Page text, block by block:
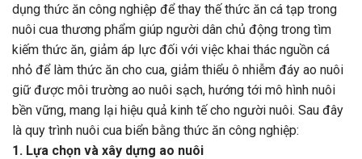
dụng thức ăn công nghiệp để thay thế thức ăn cá tạp trong
nuôi cua thương phẩm giúp người dân chủ động trong tìm
kiếm thức ăn, giảm áp lực đối với việc khai thác nguồn cá
nhỏ để làm thức ăn cho cua, giảm thiểu ô nhiễm đáy ao nuôi
giữ được môi trường ao nuôi sạch, hướng tới mô hình nuôi
bền vững, mang lại hiệu quả kinh tế cho người nuôi. Sau đây
là quy trình nuôi cua biển bằng thức ăn công nghiệp:
1. Lựa chọn và xây dựng ao nuôi